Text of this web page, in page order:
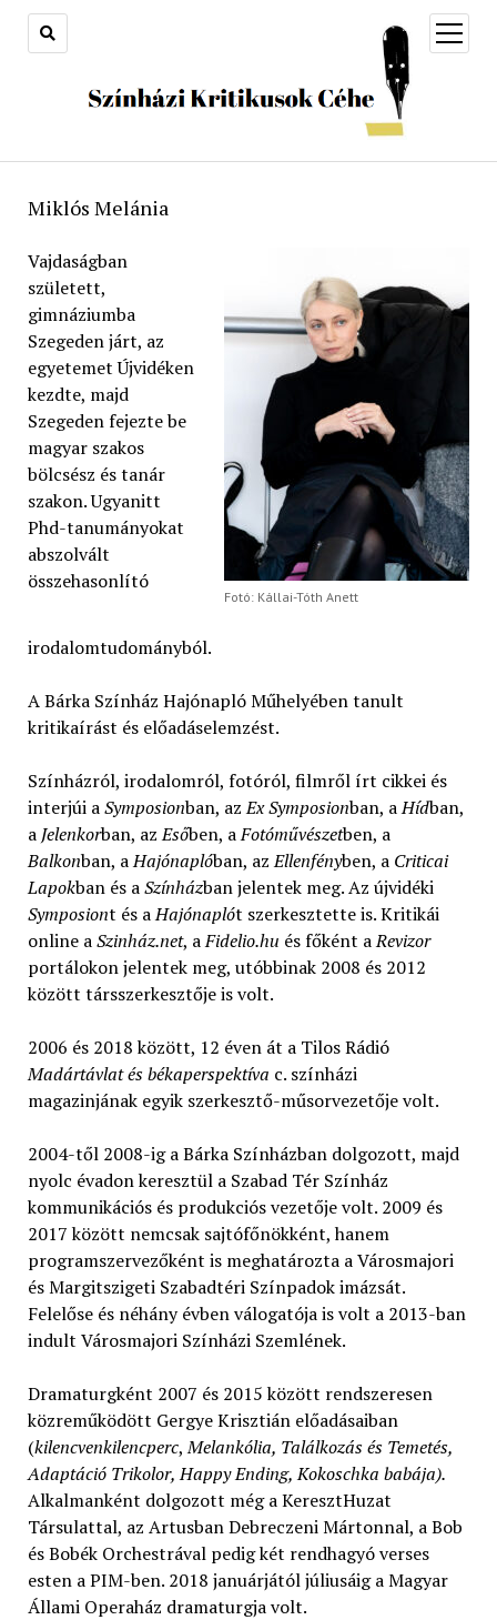
open
menu
Miklós Melánia
Fotó: Kállai-Tóth Anett
Vajdaságban
született,
gimnáziumba
Szegeden járt, az
egyetemet Újvidéken
kezdte, majd
Szegeden fejezte be
magyar szakos
bölcsész és tanár
szakon. Ugyanitt
Phd-tanumányokat
abszolvált
összehasonlító
irodalomtudományból.
A Bárka Színház Hajónapló Műhelyében tanult
kritikaírást és előadáselemzést.
Színházról, irodalomról, fotóról, filmről írt cikkei és
interjúi aSymposionban, azEx Symposionban, aHídban,
a Jelenkorban, azEsőben, aFotóművészetben, a
Balkonban, aHajónaplóban, azEllenfényben, a Criticai
Lapokban és aSzínházban jelentek meg. Az újvidéki
Symposiont és aHajónaplót szerkesztette is. Kritikái
online aSzinház.net, aFidelio.hu és főként aRevizor
portálokon jelentek meg, utóbbinak 2008 és 2012
között társszerkesztője is volt.
2006 és 2018 között, 12 éven át a Tilos Rádió
Madártávlat és békaperspektíva c. színházi
magazinjának egyik szerkesztő-műsorvezetője volt.
2004-től 2008-ig a Bárka Színházban dolgozott, majd
nyolc évadon keresztül a Szabad Tér Színház
kommunikációs és produkciós vezetője volt. 2009 és
2017 között nemcsak sajtófőnökként, hanem
programszervezőként is meghatározta a Városmajori
és Margitszigeti Szabadtéri Színpadok imázsát.
Felelőse és néhány évben válogatója is volt a 2013-ban
indult Városmajori Színházi Szemlének.
Dramaturgként 2007 és 2015 között rendszeresen
közreműködött Gergye Krisztián előadásaiban
(kilencvenkilencperc,Melankólia, Találkozás és Temetés,
Adaptáció Trikolor, Happy Ending, Kokoschka babája).
Alkalmanként dolgozott még a KeresztHuzat
Társulattal, az Artusban Debreczeni Mártonnal, a Bob
és Bobék Orchestrával pedig két rendhagyó verses
esten a PIM-ben. 2018 januárjától júliusáig a Magyar
Állami Operaház dramaturgja volt.